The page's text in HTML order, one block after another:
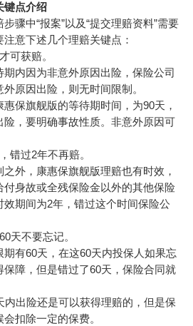
点介绍
中“报案”以及“提交理赔资料”需要
意下述几个理赔关键点：
获赔。
内因为非意外原因出险，保险公司
原因出险，则无时间限制。
旗舰版的等待期时间，为90天，
，要明确事故性质。非意外原因可
过2年不再赔。
，康惠保旗舰版理赔也有时效，
身故或全残保险金以外的其他保险
期间为2年，错过这个时间保险公
不要忘记。
有60天，在这60天内投保人如果忘
障，但是错过了60天，保险合同就
出险还是可以获得理赔的，但是保
扣除一定的保费。